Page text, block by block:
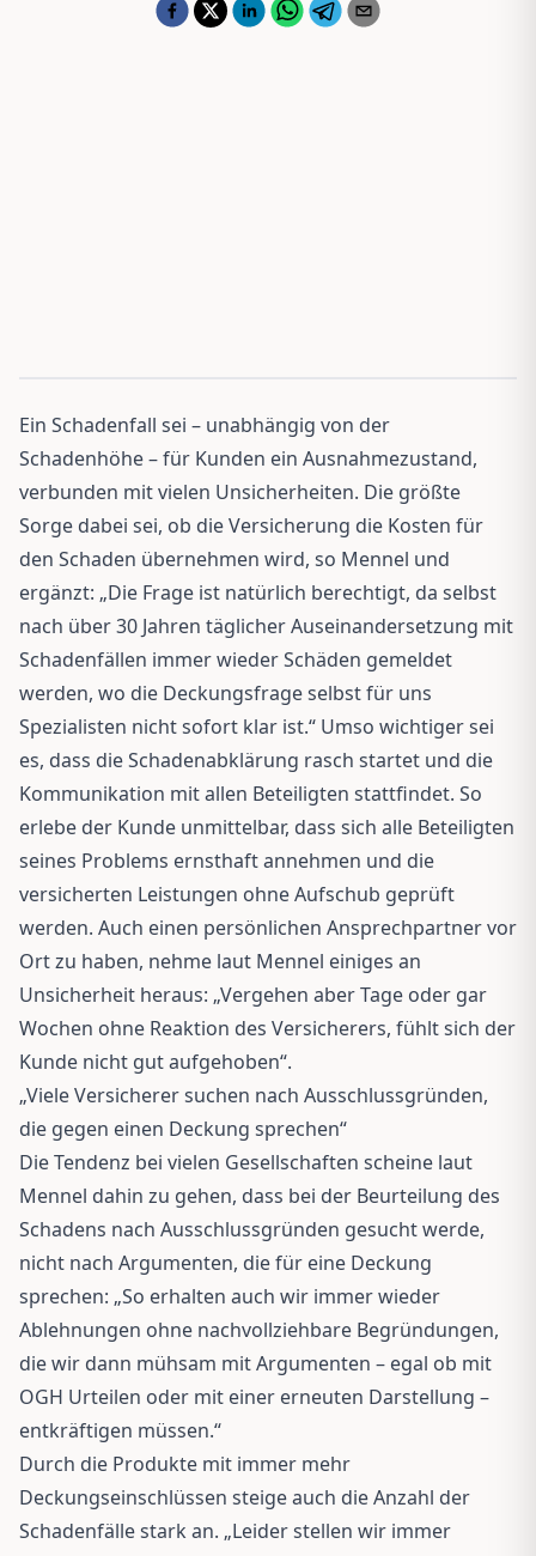
Ein Schadenfall sei – unabhängig von der
Schadenhöhe – für Kunden ein Ausnahmezustand,
verbunden mit vielen Unsicherheiten. Die größte
Sorge dabei sei, ob die Versicherung die Kosten für
den Schaden übernehmen wird, so Mennel und
ergänzt: „Die Frage ist natürlich berechtigt, da selbst
nach über 30 Jahren täglicher Auseinandersetzung mit
Schadenfällen immer wieder Schäden gemeldet
werden, wo die Deckungsfrage selbst für uns
Spezialisten nicht sofort klar ist.“ Umso wichtiger sei
es, dass die Schadenabklärung rasch startet und die
Kommunikation mit allen Beteiligten stattfindet. So
erlebe der Kunde unmittelbar, dass sich alle Beteiligten
seines Problems ernsthaft annehmen und die
versicherten Leistungen ohne Aufschub geprüft
werden. Auch einen persönlichen Ansprechpartner vor
Ort zu haben, nehme laut Mennel einiges an
Unsicherheit heraus: „Vergehen aber Tage oder gar
Wochen ohne Reaktion des Versicherers, fühlt sich der
Kunde nicht gut aufgehoben“.
„Viele Versicherer suchen nach Ausschlussgründen,
die gegen einen Deckung sprechen“
Die Tendenz bei vielen Gesellschaften scheine laut
Mennel dahin zu gehen, dass bei der Beurteilung des
Schadens nach Ausschlussgründen gesucht werde,
nicht nach Argumenten, die für eine Deckung
sprechen: „So erhalten auch wir immer wieder
Ablehnungen ohne nachvollziehbare Begründungen,
die wir dann mühsam mit Argumenten – egal ob mit
OGH Urteilen oder mit einer erneuten Darstellung –
entkräftigen müssen.“
Durch die Produkte mit immer mehr
Deckungseinschlüssen steige auch die Anzahl der
Schadenfälle stark an. „Leider stellen wir immer